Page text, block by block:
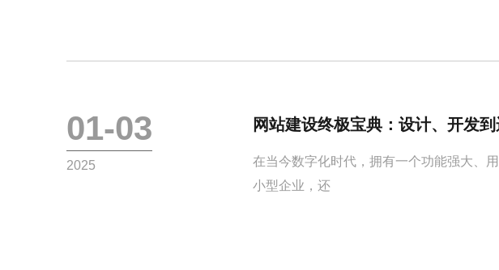
01-03
2025
网站建设终极宝典：设计、开发
在当今数字化时代，拥有一个功能强大、
小型企业，还